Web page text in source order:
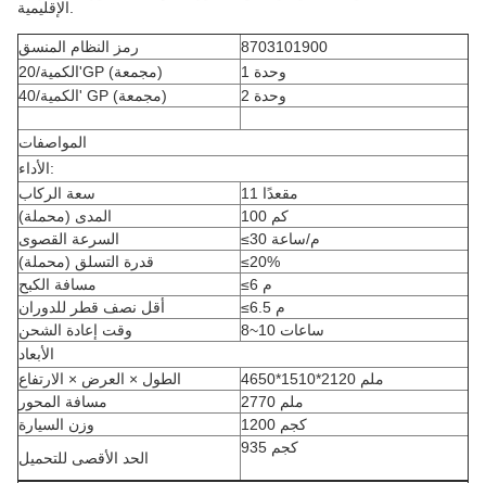
رمز النظام المنسق
8703101900
الكمية/20'GP (مجمعة)
1 وحدة
الكمية/40' GP (مجمعة)
2 وحدة
المواصفات
الأداء:
سعة الركاب
11 مقعدًا
المدى (محملة)
100 كم
السرعة القصوى
≤30 م/ساعة
قدرة التسلق (محملة)
≤20%
مسافة الكبح
≤6 م
أقل نصف قطر للدوران
≤6.5 م
وقت إعادة الشحن
8~10 ساعات
الأبعاد
الطول × العرض × الارتفاع
4650*1510*2120 ملم
مسافة المحور
2770 ملم
وزن السيارة
1200 كجم
الحد الأقصى للتحميل
935 كجم